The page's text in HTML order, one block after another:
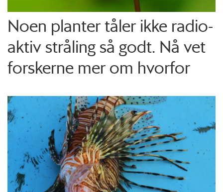
Noen planter tåler ikke radio­
aktiv stråling så godt. Nå vet
forskerne mer om hvorfor